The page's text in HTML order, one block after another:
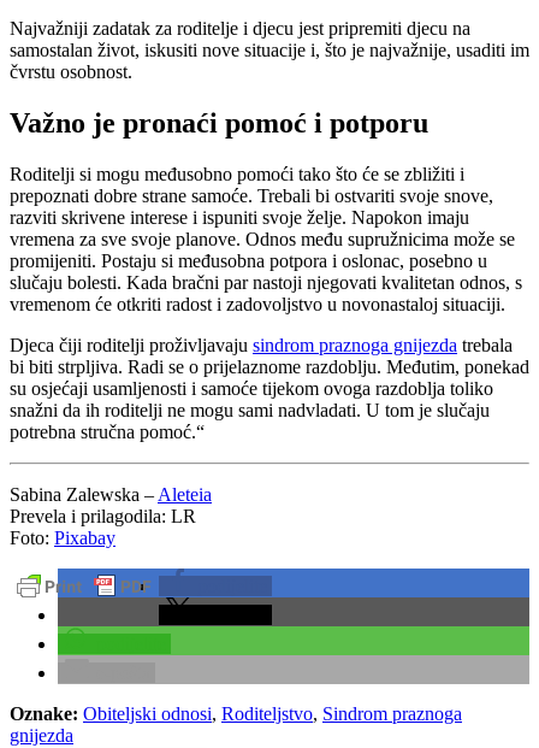
Najvažniji zadatak za roditelje i djecu jest pripremiti djecu na
samostalan život, iskusiti nove situacije i, što je najvažnije, usaditi im
čvrstu osobnost.
Važno je pronaći pomoć i potporu
Roditelji si mogu međusobno pomoći tako što će se zbližiti i
prepoznati dobre strane samoće. Trebali bi ostvariti svoje snove,
razviti skrivene interese i ispuniti svoje želje. Napokon imaju
vremena za sve svoje planove. Odnos među supružnicima može se
promijeniti. Postaju si međusobna potpora i oslonac, posebno u
slučaju bolesti. Kada bračni par nastoji njegovati kvalitetan odnos, s
vremenom će otkriti radost i zadovoljstvo u novonastaloj situaciji.
Djeca čiji roditelji proživljavaju sindrom praznoga gnijezda trebala
bi biti strpljiva. Radi se o prijelaznome razdoblju. Međutim, ponekad
su osjećaji usamljenosti i samoće tijekom ovoga razdoblja toliko
snažni da ih roditelji ne mogu sami nadvladati. U tom je slučaju
potrebna stručna pomoć.“
Sabina Zalewska – Aleteia
Prevela i prilagodila: LR
Foto: Pixabay
Oznake: Obiteljski odnosi, Roditeljstvo, Sindrom praznoga
gnijezda